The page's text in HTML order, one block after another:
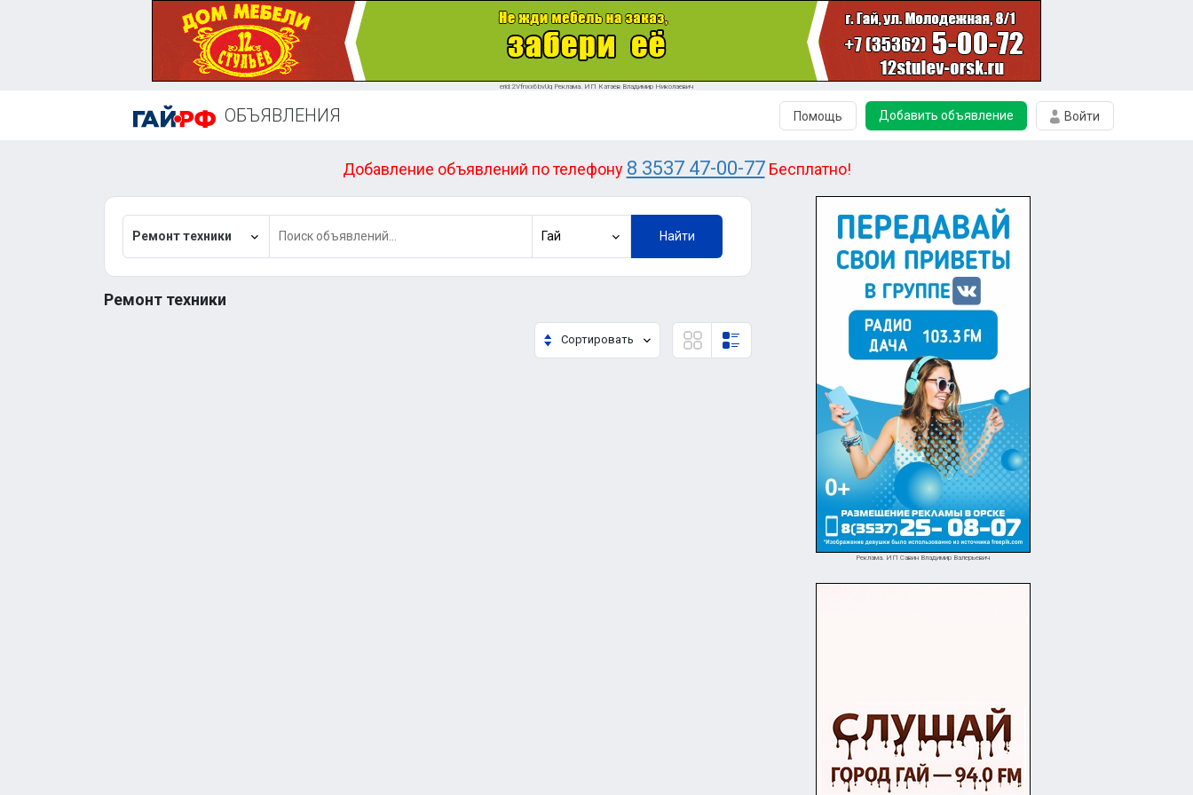
erid:2Vfnxx6bvUq Реклама. ИП Катаев Владимир Николаевич
ОБЪЯВЛЕНИЯ Помощь Добавить объявление Войти
Добавление объявлений по телефону 8 3537 47-00-77Бесплатно!
Ремонт техники Гай Найти
Ремонт техники
Сортировать
Реклама. ИП Савин Владимир Валерьевич